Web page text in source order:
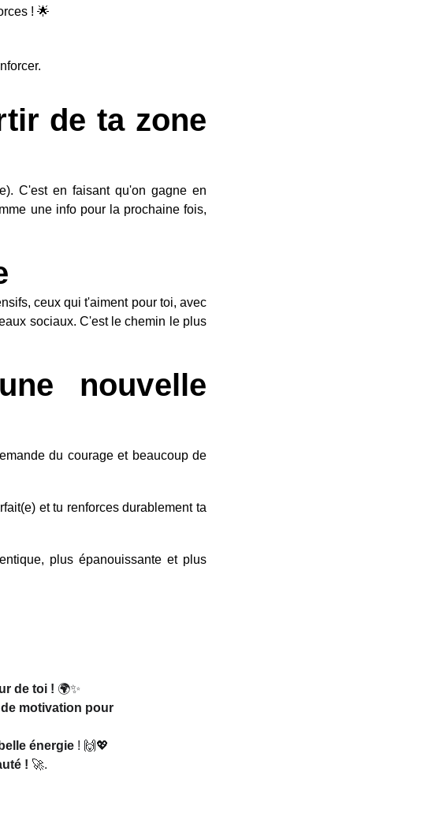
! 🌟
de ta zone
C'est en faisant qu'on gagne en
une info pour la prochaine fois,
ceux qui t'aiment pour toi, avec
sociaux. C'est le chemin le plus
nouvelle
du courage et beaucoup de
et tu renforces durablement ta
plus épanouissante et plus
de toi ! 🌍✨
motivation pour
énergie ! 🙌💖
! 🚀.